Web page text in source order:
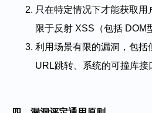
只在特定情况下才能获取
限于反射 XSS（包括 DOM
利用场景有限的漏洞，包括
URL跳转、系统的可撞库接